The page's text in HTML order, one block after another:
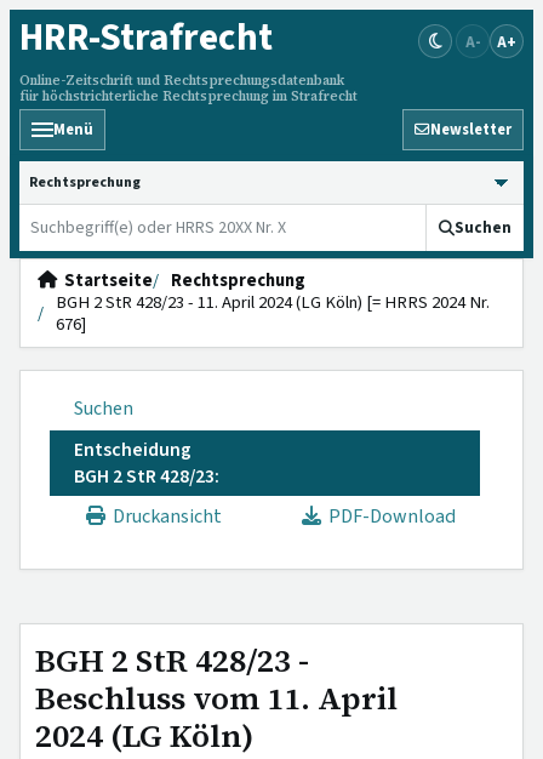
HRR-Strafrecht
Online-Zeitschrift und Rechtsprechungsdatenbank
für höchstrichterliche Rechtsprechung im Strafrecht
A- A+
Menü Newsletter
HRRS durchsuchen
Suchen
Startseite
Rechtsprechung
BGH 2 StR 428/23 - 11. April 2024 (LG Köln) [= HRRS 2024 Nr.
676]
Suchen
Entscheidung
BGH 2 StR 428/23:
Druckansicht
PDF-Download
BGH 2 StR 428/23 -
Beschluss vom 11. April
2024 (LG Köln)